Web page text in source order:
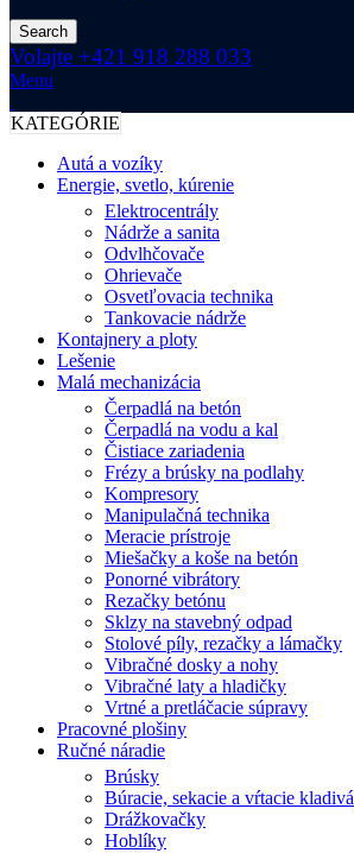
Search
Volajte +421 918 288 033
Menu
KATEGÓRIE
Autá a vozíky
Energie, svetlo, kúrenie
Elektrocentrály
Nádrže a sanita
Odvlhčovače
Ohrievače
Osvetľovacia technika
Tankovacie nádrže
Kontajnery a ploty
Lešenie
Malá mechanizácia
Čerpadlá na betón
Čerpadlá na vodu a kal
Čistiace zariadenia
Frézy a brúsky na podlahy
Kompresory
Manipulačná technika
Meracie prístroje
Miešačky a koše na betón
Ponorné vibrátory
Rezačky betónu
Sklzy na stavebný odpad
Stolové píly, rezačky a lámačky
Vibračné dosky a nohy
Vibračné laty a hladičky
Vrtné a pretláčacie súpravy
Pracovné plošiny
Ručné náradie
Brúsky
Búracie, sekacie a vŕtacie kladivá
Drážkovačky
Hoblíky